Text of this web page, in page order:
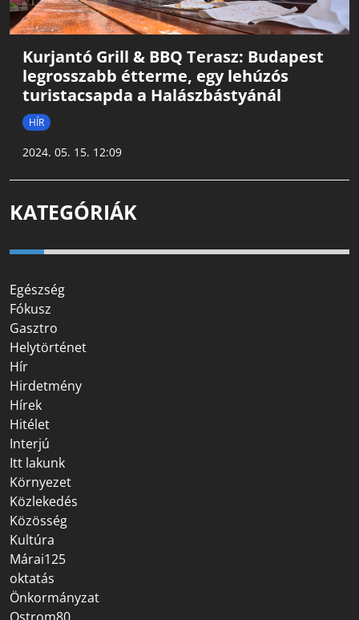
Kurjantó Grill & BBQ Terasz: Budapest
legrosszabb étterme, egy lehúzós
turistacsapda a Halászbástyánál
HÍR
2024. 05. 15. 12:09
KATEGÓRIÁK
Egészség
Fókusz
Gasztro
Helytörténet
Hír
Hirdetmény
Hírek
Hitélet
Interjú
Itt lakunk
Környezet
Közlekedés
Közösség
Kultúra
Márai125
oktatás
Önkormányzat